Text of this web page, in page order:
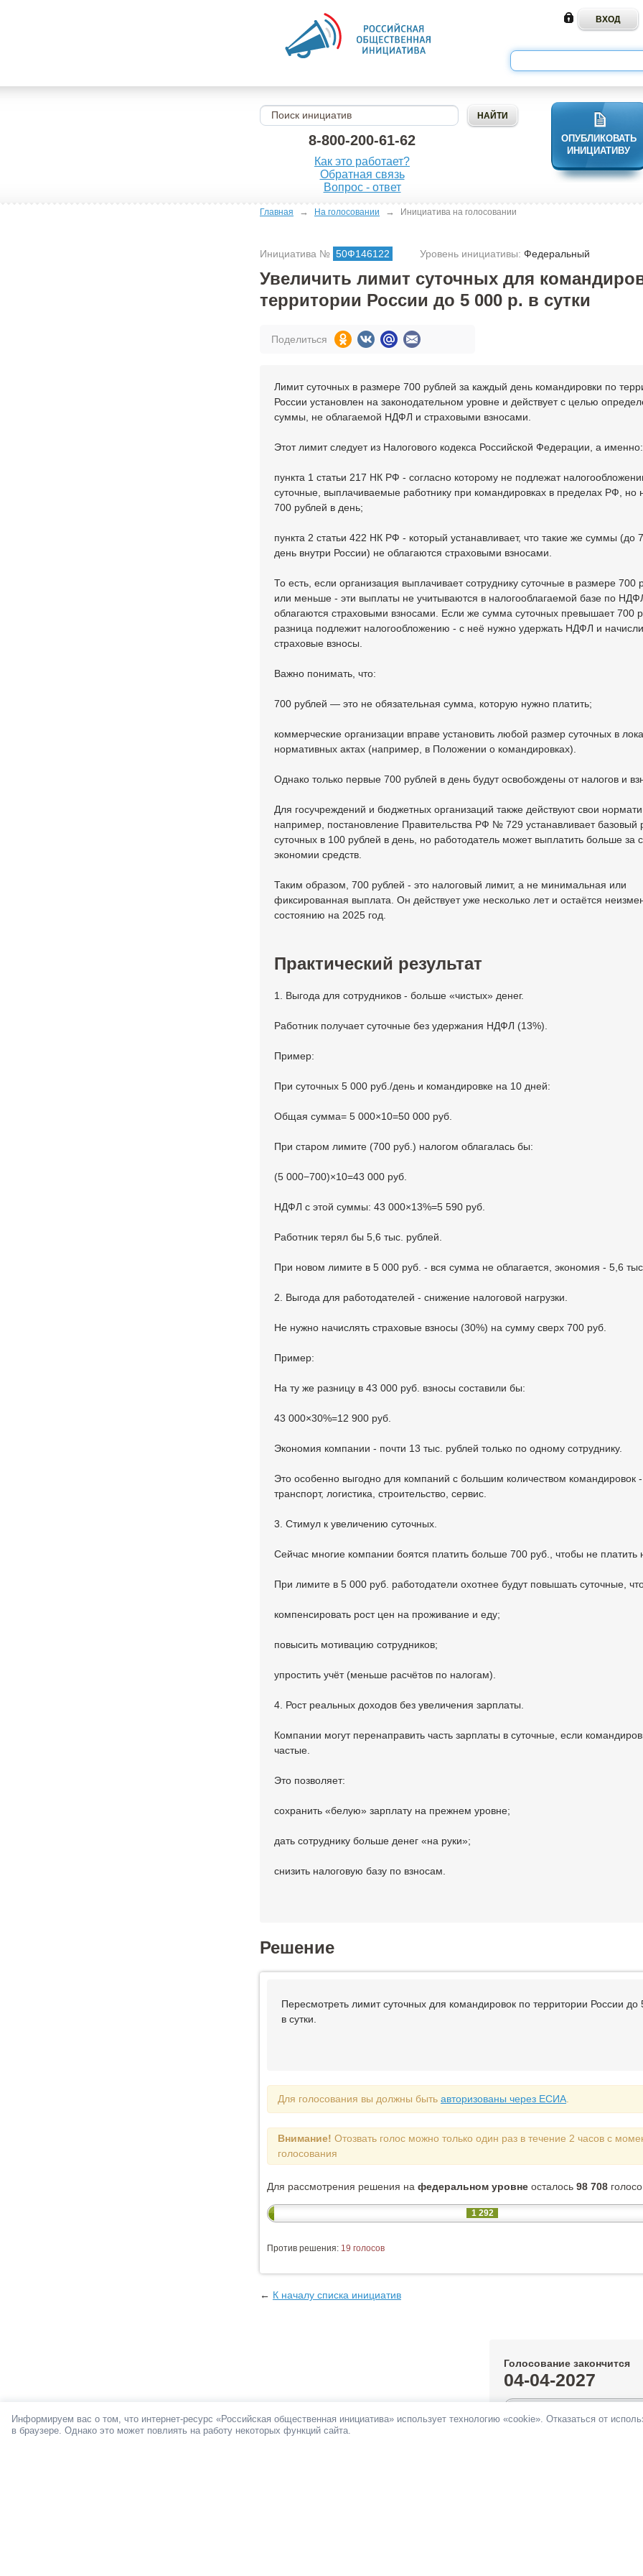
8-800-200-61-62
Как это работает?
Обратная связь
Вопрос - ответ
ОПУБЛИКОВАТЬ
ИНИЦИАТИВУ
Главная → На голосовании → Инициатива на голосовании
Инициатива № 50Ф146122 Уровень инициативы: Федеральный
Увеличить лимит суточных для
территории России до 5 000 р. в сутки
Поделиться
Лимит суточных в размере 700 рублей за каждый день командировки по
России установлен на законодательном уровне и действует с целью
суммы, не облагаемой НДФЛ и страховыми взносами.
Этот лимит следует из Налогового кодекса Российской Федерации, а именно:
пункта 1 статьи 217 НК РФ - согласно которому не подлежат
суточные, выплачиваемые работнику при командировках в пределах РФ, но
700 рублей в день;
пункта 2 статьи 422 НК РФ - который устанавливает, что такие же суммы (до
день внутри России) не облагаются страховыми взносами.
То есть, если организация выплачивает сотруднику суточные в размере 700
или меньше - эти выплаты не учитываются в налогооблагаемой базе по
облагаются страховыми взносами. Если же сумма суточных превышает 700
разница подлежит налогообложению - с неё нужно удержать НДФЛ и
страховые взносы.
Важно понимать, что:
700 рублей — это не обязательная сумма, которую нужно платить;
коммерческие организации вправе установить любой размер суточных в
нормативных актах (например, в Положении о командировках).
Однако только первые 700 рублей в день будут освобождены от налогов и
Для госучреждений и бюджетных организаций также действуют свои
например, постановление Правительства РФ № 729 устанавливает базовый
суточных в 100 рублей в день, но работодатель может выплатить больше за
экономии средств.
Таким образом, 700 рублей - это налоговый лимит, а не минимальная или
фиксированная выплата. Он действует уже несколько лет и остаётся
состоянию на 2025 год.
Практический результат
1. Выгода для сотрудников - больше «чистых» денег.
Работник получает суточные без удержания НДФЛ (13%).
Пример:
При суточных 5 000 руб./день и командировке на 10 дней:
Общая сумма= 5 000×10=50 000 руб.
При старом лимите (700 руб.) налогом облагалась бы:
(5 000−700)×10=43 000 руб.
НДФЛ с этой суммы: 43 000×13%=5 590 руб.
Работник терял бы 5,6 тыс. рублей.
При новом лимите в 5 000 руб. - вся сумма не облагается, экономия - 5,6
2. Выгода для работодателей - снижение налоговой нагрузки.
Не нужно начислять страховые взносы (30%) на сумму сверх 700 руб.
Пример:
На ту же разницу в 43 000 руб. взносы составили бы:
43 000×30%=12 900 руб.
Экономия компании - почти 13 тыс. рублей только по одному сотруднику.
Это особенно выгодно для компаний с большим количеством командировок -
транспорт, логистика, строительство, сервис.
3. Стимул к увеличению суточных.
Сейчас многие компании боятся платить больше 700 руб., чтобы не платить
При лимите в 5 000 руб. работодатели охотнее будут повышать суточные,
компенсировать рост цен на проживание и еду;
повысить мотивацию сотрудников;
упростить учёт (меньше расчётов по налогам).
4. Рост реальных доходов без увеличения зарплаты.
Компании могут перенаправить часть зарплаты в суточные, если
частые.
Это позволяет:
сохранить «белую» зарплату на прежнем уровне;
дать сотруднику больше денег «на руки»;
снизить налоговую базу по взносам.
Решение
Пересмотреть лимит суточных для командировок по территории России до
в сутки.
Для голосования вы должны быть авторизованы через ЕСИА
Внимание! Отозвать голос можно только один раз в течение 2 часов с
голосования
Для рассмотрения решения на федеральном уровне осталось 98 708
1 292
Против решения: 19 голосов
← К началу списка инициатив
Голосование закончится
04-04-2027
Информируем вас о том, что интернет-ресурс «Российская общественная инициатива» использует технологию «cookie». Отказаться от
в браузере. Однако это может повлиять на работу некоторых функций сайта.